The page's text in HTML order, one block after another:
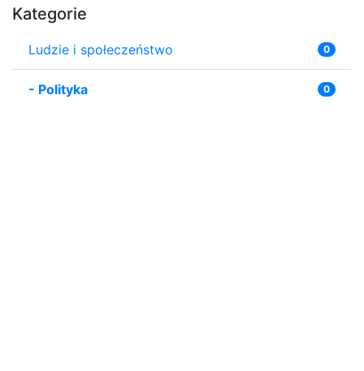
Kategorie
Ludzie i społeczeństwo 0
- Polityka 0